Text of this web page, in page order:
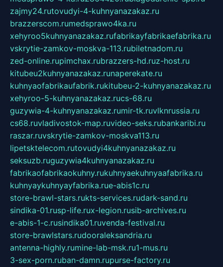
zajmy24.rutovudyi-4-kuhnyanazakaz.ru
brazzerscom.rumedsprawo4ka.ru
xehyroo5kuhnyanazakaz.rufabrikayfabrikaefabrika.ru
vskrytie-zamkov-moskva-113.rubiletnadom.ru
zed-online.rupimchax.rubrazzers-hd.ruz-host.ru
kitubeu2kuhnyanazakaz.runaperekate.ru
kuhnyaofabrikaufabrik.rukitubeu-2-kuhnyanazakaz.ru
xehyroo-5-kuhnyanazakaz.rucs-68.ru
guzywia-4-kuhnyanazakaz.rumir-tk.ruvlknrussia.ru
cs68.ruvladivostok-map.ruvideo-seks.rubankaribi.ru
raszar.ruvskrytie-zamkov-moskva113.ru
lipetsktelecom.rutovudyi4kuhnyanazakaz.ru
seksuzb.ruguzywia4kuhnyanazakaz.ru
fabrikaofabrikaokuhny.rukuhnyaekuhnyaafabrika.ru
kuhnyaykuhnyayfabrika.rue-abis1c.ru
store-brawl-stars.rukts-services.rudark-sand.ru
sindika-01.rusp-life.rux-legion.rusib-archives.ru
e-abis-1-c.rusindika01.ruvenda-festival.ru
store-brawlstars.rudooraleksandria.ru
antenna-highly.rumine-lab-msk.ru1-mus.ru
3-sex-porn.ruban-damn.rupurse-factory.ru